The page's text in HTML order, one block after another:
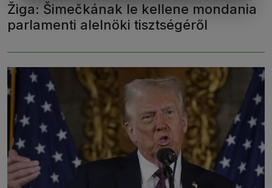
Žiga: Šimečkának le kellene mondania
parlamenti alelnöki tisztségéről